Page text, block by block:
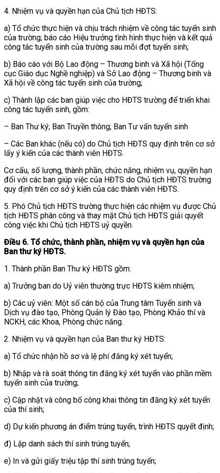
4. Nhiệm vụ và quyền hạn của Chủ tịch HĐTS:
a) Tổ chức thực hiện và chịu trách nhiệm về công tác tuyển sinh
của trường; báo cáo Hiệu trưởng tình hình thực hiện và kết quả
công tác tuyển sinh của trường sau mỗi đợt tuyển sinh;
b) Báo cáo với Bộ Lao động – Thương binh và Xã hội (Tổng
cục Giáo dục Nghề nghiệp) và Sở Lao động – Thương binh và
Xã hội về công tác tuyển sinh của trường;
c) Thành lập các ban giúp việc cho HĐTS trường để triển khai
công tác tuyển sinh, gồm:
– Ban Thư ký; Ban Truyền thông; Ban Tư vấn tuyển sinh
– Các Ban khác (nếu có) do Chủ tịch HĐTS quy định trên cơ sở
lấy ý kiến của các thành viên HĐTS.
Cơ cấu, số lượng, thành phần, chức năng, nhiệm vụ, quyền hạn
đối với các ban giúp việc của HĐTS do Chủ tịch HĐTS trường
quy định trên cơ sở ý kiến của các thành viên HĐTS.
5. Phó Chủ tịch HĐTS trường thực hiện các nhiệm vụ được Chủ
tịch HĐTS phân công và thay mặt Chủ tịch HĐTS giải quyết
công việc khi Chủ tịch HĐTS uỷ quyền.
Điều 6. Tổ chức, thành phần, nhiệm vụ và quyền hạn của
Ban thư ký HĐTS.
1. Thành phần Ban Thư ký HĐTS gồm:
a) Trưởng ban do Uỷ viên thường trực HĐTS kiêm nhiệm;
b) Các uỷ viên: Một số cán bộ của Trung tâm Tuyển sinh và
Dịch vụ đào tạo, Phòng Quản lý Đào tạo, Phòng Khảo thí và
NCKH, các Khoa, Phòng chức năng.
2. Nhiệm vụ và quyền hạn của Ban thư ký HĐTS:
a) Tổ chức nhận hồ sơ và lệ phí đăng ký xét tuyển;
b) Nhập và rà soát thông tin đăng ký xét tuyển vào phần mềm
tuyển sinh của trường;
c) Cập nhật và công bố công khai thông tin đăng ký xét tuyển
của thí sinh;
d) Dự kiến phương án điểm trúng tuyển, trình HĐTS quyết định;
đ) Lập danh sách thí sinh trúng tuyển;
e) In và gửi giấy triệu tập thí sinh trúng tuyển;